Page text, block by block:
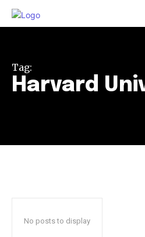
Tag:
Harvard
No posts to display